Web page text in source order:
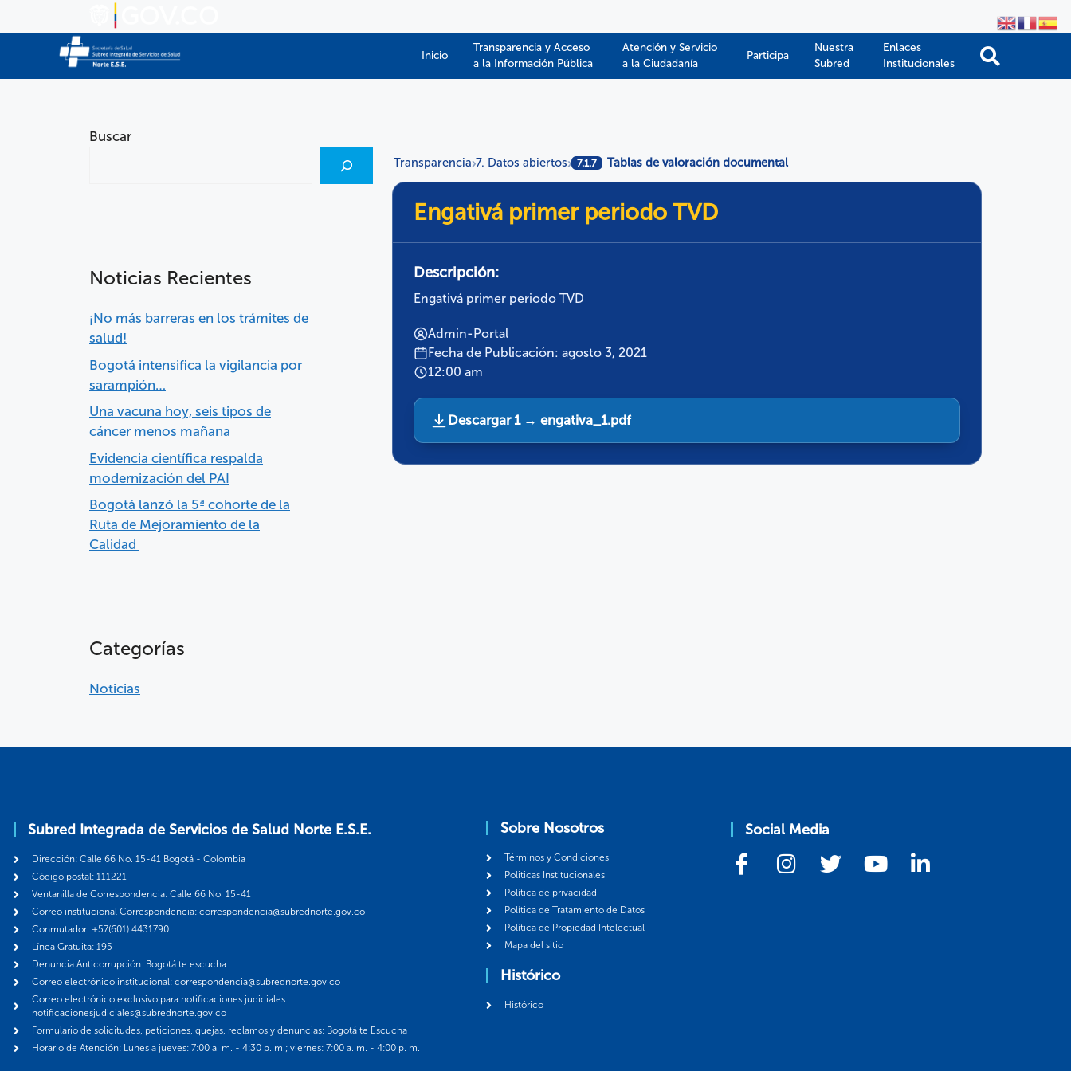
Inicio
Transparencia y Acceso
a la Información Pública​​
Atención y Servicio
a la Ciudadanía
Participa
Nuestra
Subred
Enlaces
Institucionales
Transparencia›7. Datos abiertos› 7.1.7 Tablas de valoración documental
Engativá primer periodo TVD
Descripción:
Engativá primer periodo TVD
Admin-Portal
Fecha de Publicación: agosto 3, 2021
12:00 am
Descargar 1 → engativa_1.pdf
Buscar
Noticias Recientes
¡No más barreras en los trámites de
salud!
Bogotá intensifica la vigilancia por
sarampión…
Una vacuna hoy, seis tipos de
cáncer menos mañana
Evidencia científica respalda
modernización del PAI
Bogotá lanzó la 5ª cohorte de la
Ruta de Mejoramiento de la
Calidad
Categorías
Noticias
Subred Integrada de Servicios de Salud Norte E.S.E.
Dirección: Calle 66 No. 15-41 Bogotá - Colombia
Código postal: 111221
Ventanilla de Correspondencia: Calle 66 No. 15-41
Correo institucional Correspondencia: correspondencia@subrednorte.gov.co
Conmutador: +57(601) 4431790
Línea Gratuita: 195
Denuncia Anticorrupción: Bogotá te escucha
Correo electrónico institucional: correspondencia@subrednorte.gov.co
Correo electrónico exclusivo para notificaciones judiciales:
notificacionesjudiciales@subrednorte.gov.co
Formulario de solicitudes, peticiones, quejas, reclamos y denuncias: Bogotá te Escucha
Horario de Atención: Lunes a jueves: 7:00 a. m. - 4:30 p. m.; viernes: 7:00 a. m. - 4:00 p. m.
Sobre Nosotros
Términos y Condiciones
Politicas Institucionales
Política de privacidad
Política de Tratamiento de Datos
Política de Propiedad Intelectual
Mapa del sitio
Histórico
Histórico
Social Media